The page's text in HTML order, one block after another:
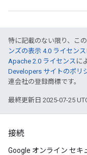
特に記載のない限り、こ
ンズの表示 4.0 ライセンス
Apache 2.0 ライセンス に
Developers サイトのポリ
連会社の登録商標です。
最終更新日 2025-07-25 UTC
接続
Google オンライン セキ